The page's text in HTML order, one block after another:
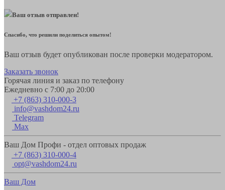
Ваш отзыв отправлен!
Спасибо, что решили поделиться опытом!
Ваш отзыв будет опубликован после проверки модератором.
Заказать звонок
Горячая линия и заказ по телефону
Ежедневно с 7:00 до 20:00
+7 (863) 310-000-3
info@vashdom24.ru
Telegram
Max
Ваш Дом Профи - отдел оптовых продаж
+7 (863) 310-000-4
opt@vashdom24.ru
Ваш Дом